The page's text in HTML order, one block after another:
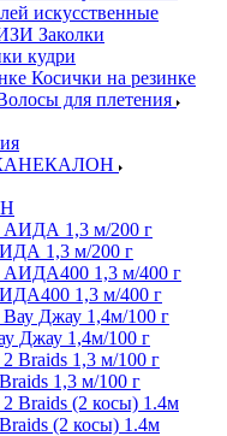
искусственные
Заколки
кудри
Косички на резинке
для плетения
1,3 м/200 г
1,3 м/400 г
Джау 1,4м/100 г
1,3 м/100 г
(2 косы) 1.4м